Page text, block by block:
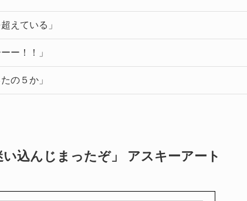
えている」
ー！！」
の５か」
込んじまったぞ」 アスキーアート